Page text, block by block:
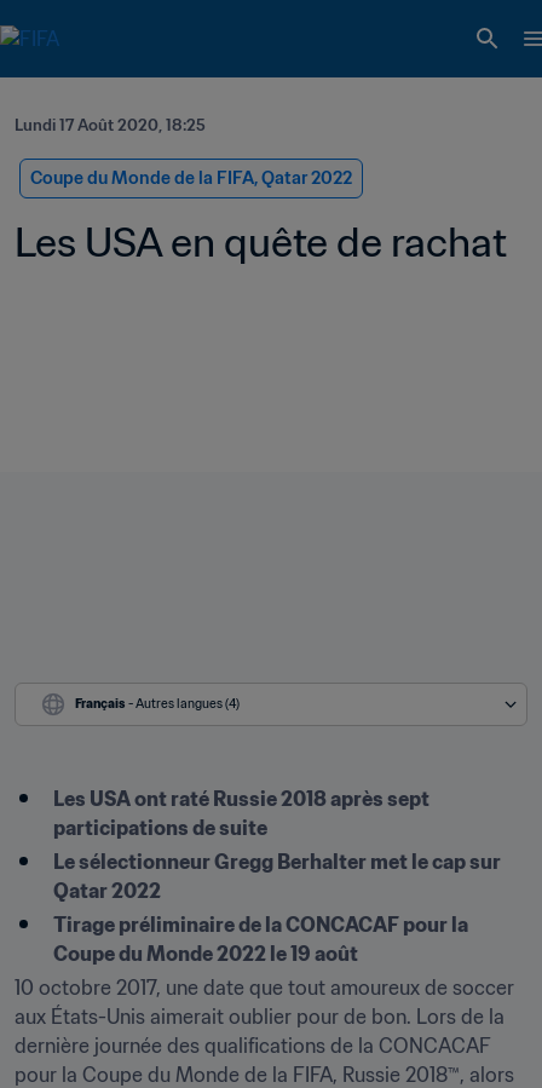
Lundi 17 Août 2020, 18:25
Coupe du Monde de la FIFA, Qatar 2022
Les USA en quête de rachat
Français - Autres langues (4)
Les USA ont raté Russie 2018 après sept
participations de suite
Le sélectionneur Gregg Berhalter met le cap sur
Qatar 2022
Tirage préliminaire de la CONCACAF pour la
Coupe du Monde 2022 le 19 août
10 octobre 2017, une date que tout amoureux de soccer
aux États-Unis aimerait oublier pour de bon. Lors de la
dernière journée des qualifications de la CONCACAF
pour la Coupe du Monde de la FIFA, Russie 2018™, alors